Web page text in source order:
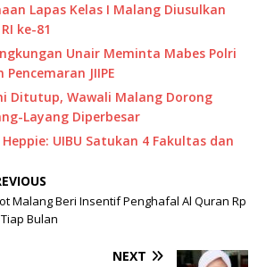
Lapas Kelas I Malang Diusulkan
ke-81
Unair Meminta Mabes Polri
JIIPE
Ditutup, Wawali Malang Dorong
Layang Diperbesar
UIBU Satukan 4 Fakultas dan
Malang Beri Insentif Penghafal Al Quran Rp
Tiap Bulan
NEXT